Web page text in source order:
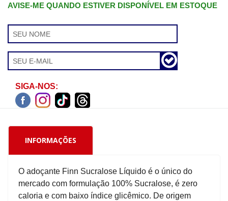
AVISE-ME QUANDO ESTIVER DISPONÍVEL EM ESTOQUE
SIGA-NOS:
INFORMAÇÕES
O adoçante Finn Sucralose Líquido é o único do
mercado com formulação 100% Sucralose, é zero
caloria e com baixo índice glicêmico. De origem